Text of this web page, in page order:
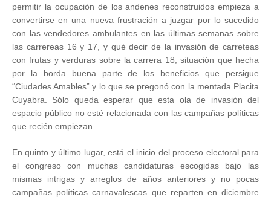
permitir la ocupación de los andenes reconstruidos empieza a
convertirse en una nueva frustración a juzgar por lo sucedido
con las vendedores ambulantes en las últimas semanas sobre
las carrereas 16 y 17, y qué decir de la invasión de carreteas
con frutas y verduras sobre la carrera 18, situación que hecha
por la borda buena parte de los beneficios que persigue
“Ciudades Amables” y lo que se pregonó con la mentada Placita
Cuyabra. Sólo queda esperar que esta ola de invasión del
espacio público no esté relacionada con las campañas políticas
que recién empiezan.
En quinto y último lugar, está el inicio del proceso electoral para
el congreso con muchas candidaturas escogidas bajo las
mismas intrigas y arreglos de años anteriores y no pocas
campañas políticas carnavalescas que reparten en diciembre